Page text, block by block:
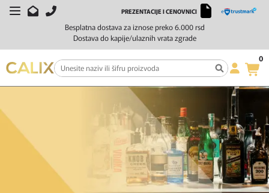
Besplatna dostava za iznose preko 6.000 rsd
Dostava do kapije/ulaznih vrata zgrade
PREZENTACIJE I CENOVNICI
0
FILTERI
SORTIRAJ